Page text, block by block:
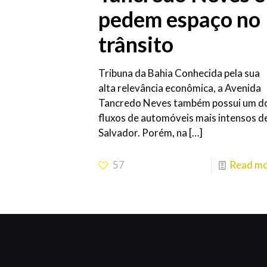
pedem espaço no
trânsito
Tribuna da Bahia Conhecida pela sua
alta relevância econômica, a Avenida
Tancredo Neves também possui um
fluxos de automóveis mais intensos
Salvador. Porém, na […]
57 Read